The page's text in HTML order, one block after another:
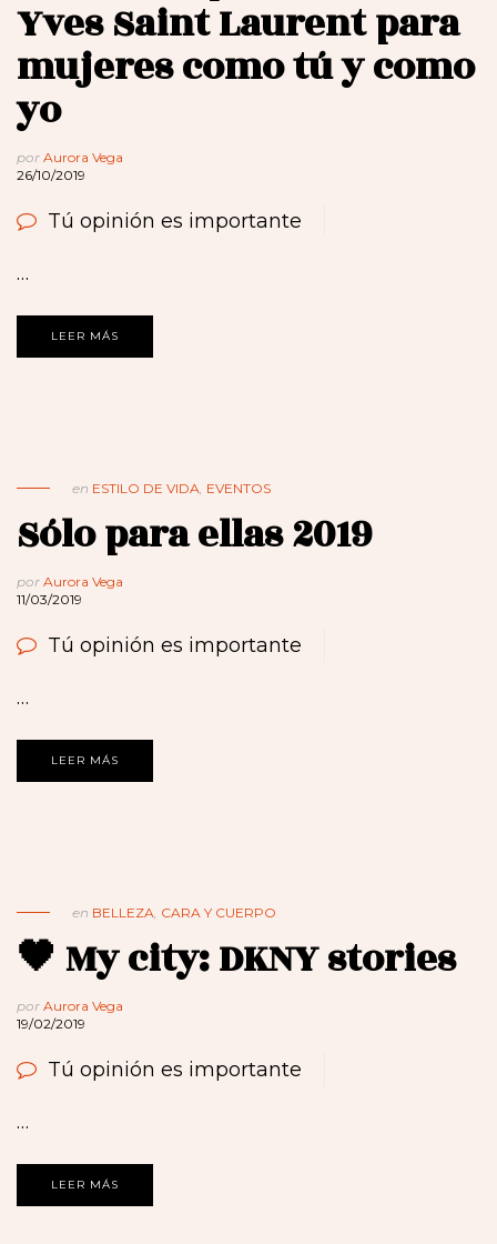
Yves Saint Laurent para
mujeres como tú y como
yo
por Aurora Vega
26/10/2019
Tú opinión es importante
…
LEER MÁS
en ESTILO DE VIDA, EVENTOS
Sólo para ellas 2019
por Aurora Vega
11/03/2019
Tú opinión es importante
…
LEER MÁS
en BELLEZA, CARA Y CUERPO
🖤 My city: DKNY stories
por Aurora Vega
19/02/2019
Tú opinión es importante
…
LEER MÁS